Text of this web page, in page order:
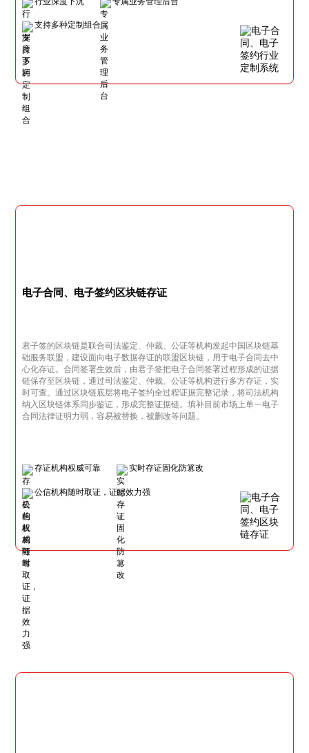
支持多种定制组合
电子合同、电子签约区块链存证
君子签的区块链是联合司法鉴定、仲裁、公证等机构发起中国区块链基
础服务联盟，建设面向电子数据存证的联盟区块链，用于电子合同去中
心化存证。合同签署生效后，由君子签把电子合同签署过程形成的证据
链保存至区块链，通过司法鉴定、仲裁、公证等机构进行多方存证，实
时可查。通过区块链底层将电子签约全过程证据完整记录，将司法机构
纳入区块链体系同步鉴证，形成完整证据链。填补目前市场上单一电子
合同法律证明力弱，容易被替换，被删改等问题。
存证机构权威可靠 实时存证固化防篡改
公信机构随时取证，证据效力强